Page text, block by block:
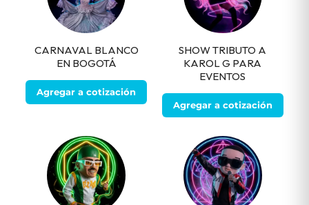
CARNAVAL BLANCO
EN BOGOTÁ
Agregar a cotización
SHOW TRIBUTO A
KAROL G PARA
EVENTOS
Agregar a cotización